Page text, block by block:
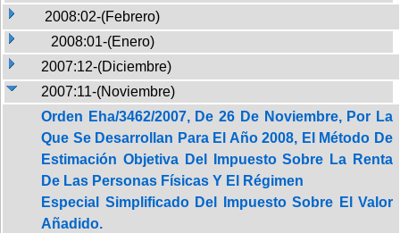
2008:02-(Febrero)
2008:01-(Enero)
2007:12-(Diciembre)
2007:11-(Noviembre)
Orden Eha/3462/2007, De 26 De Noviembre, Por La
Que Se Desarrollan Para El Año 2008, El Método De
Estimación Objetiva Del Impuesto Sobre La Renta
De Las Personas Físicas Y El Régimen
Especial Simplificado Del Impuesto Sobre El Valor
Añadido.